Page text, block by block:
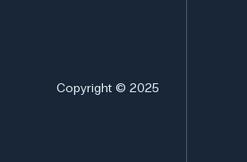
Copyright © 2025